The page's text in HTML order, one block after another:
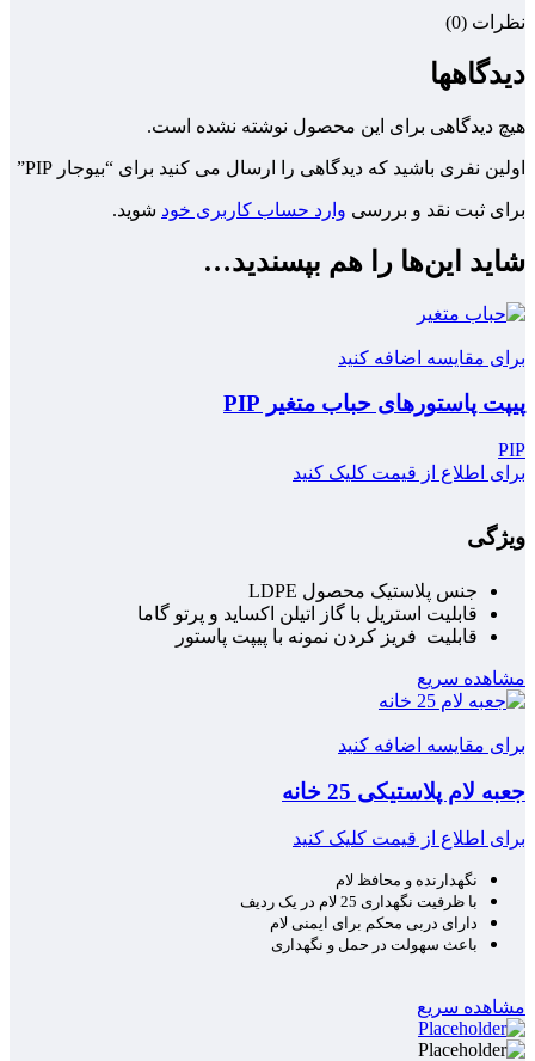
نظرات (0)
دیدگاهها
هیچ دیدگاهی برای این محصول نوشته نشده است.
اولین نفری باشید که دیدگاهی را ارسال می کنید برای “بیوجار PIP”
برای ثبت نقد و بررسی وارد حساب کاربری خود شوید.
شاید این‌ها را هم بپسندید…
برای مقایسه اضافه کنید
پیپت پاستورهای حباب متغیر PIP
PIP
برای اطلاع از قیمت کلیک کنید
ویژگی
جنس پلاستیک محصول LDPE
قابلیت استریل با گاز اتیلن اکساید و پرتو گاما
قابلیت فریز کردن نمونه با پیپت پاستور
مشاهده سریع
برای مقایسه اضافه کنید
جعبه لام پلاستیکی 25 خانه
برای اطلاع از قیمت کلیک کنید
نگهدارنده و محافظ لام
با ظرفیت نگهداری 25 لام در یک ردیف
دارای دربی محکم برای ایمنی لام
باعث سهولت در حمل و نگهداری
مشاهده سریع